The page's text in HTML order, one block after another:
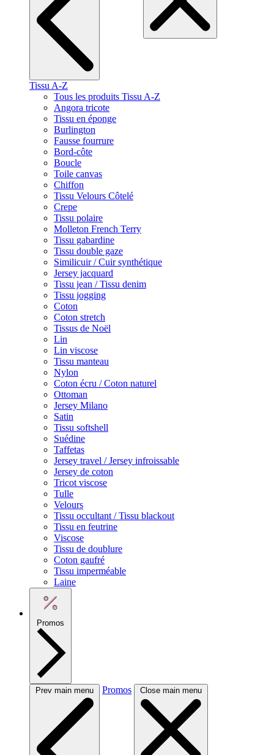
Tissu A-Z
Tous les produits Tissu A-Z
Angora tricote
Tissu en éponge
Burlington
Fausse fourrure
Bord-côte
Boucle
Toile canvas
Chiffon
Tissu Velours Côtelé
Crepe
Tissu polaire
Molleton French Terry
Tissu gabardine
Tissu double gaze
Similicuir / Cuir synthétique
Jersey jacquard
Tissu jean / Tissu denim
Tissu jogging
Coton
Coton stretch
Tissus de Noël
Lin
Lin viscose
Tissu manteau
Nylon
Coton écru / Coton naturel
Ottoman
Jersey Milano
Satin
Tissu softshell
Suédine
Taffetas
Jersey travel / Jersey infroissable
Jersey de coton
Tricot viscose
Tulle
Velours
Tissu occultant / Tissu blackout
Tissu en feutrine
Viscose
Tissu de doublure
Coton gaufré
Tissu imperméable
Laine
Promos
Prev main menu Promos Close main menu